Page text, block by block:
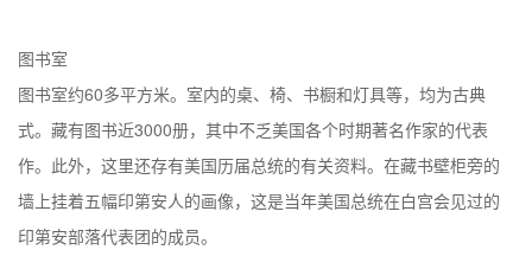
图书室
图书室约60多平方米。室内的桌、椅、书橱和灯具等，均为古典
式。藏有图书近3000册，其中不乏美国各个时期著名作家的代表
作。此外，这里还存有美国历届总统的有关资料。在藏书壁柜旁的
墙上挂着五幅印第安人的画像，这是当年美国总统在白宫会见过的
印第安部落代表团的成员。